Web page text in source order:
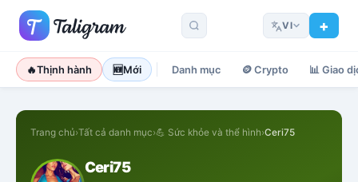
VI
🔥Thịnh hành 🆕Mới Danh mục 🪙 Crypto 📊 Giao
Trang chủ›Tất cả danh mục›💪 Sức khỏe và thể hình›Ceri75
Ceri75